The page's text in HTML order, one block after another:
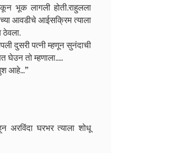
भूक लागली होती.राहुलला
आवडीचे आईसक्रिम त्याला
दुसरी पत्नी म्हणून सुनंदाची
घेउन तो म्हणाला.....
आहे...”
अरविंदा घरभर त्याला शोधू